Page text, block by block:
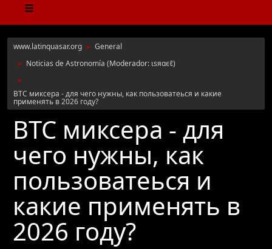
www.latinquasar.org ► General
► Noticias de Astronomía (Moderador: ιѕяαєℓ)
►
BTC миксера - для чего нужны, как пользоватеься и какие
применять в 2026 году?
BTC миксера - для
чего нужны, как
пользоватеься и
какие применять в
2026 году?